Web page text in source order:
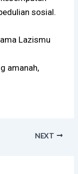
sosial.
Lazismu
amanah,
NEXT